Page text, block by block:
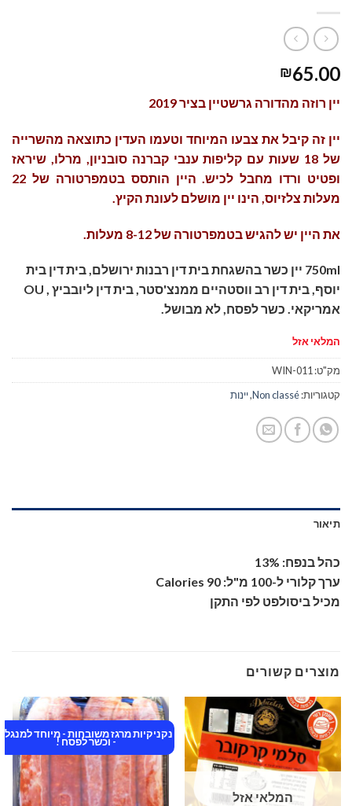
₪65.00
יין רוזה מהדורה גרשטיין בציר 2019
יין זה קיבל את צבעו המיוחד וטעמו העדין כתוצאה מהשרייה
של 18 שעות עם קליפות ענבי קברנה סובניון, מרלו, שיראז
ופטיט ורדו מחבל לכיש. היין הותסס בטמפרטורה של 22
מעלות צלזיוס, הינו יין מושלם לעונת הקיץ.
את היין יש להגיש בטמפרטורה של 8-12 מעלות.
750ml יין כשר בהשגחת בית דין רבנות ירושלם, בית דין בית
יוסף, בית דין רב ווסטהיים ממנצ'סטר, בית דין ליובביץ , OU
אמריקאי. כשר לפסח, לא מבושל.
המלאי אזל
מק"ט: WIN-011
קטגוריות:Non classé
,יינות
תיאור
כהל בנפח: 13%
ערך קלורי ל-100 מ"ל: 90 Calories
מכיל ביסולפט לפי התקן
מוצרים קשורים
המלאי אזל
נקניקיות מרגז משובחות - מיוחד למנגל
- וכשר לפסח !